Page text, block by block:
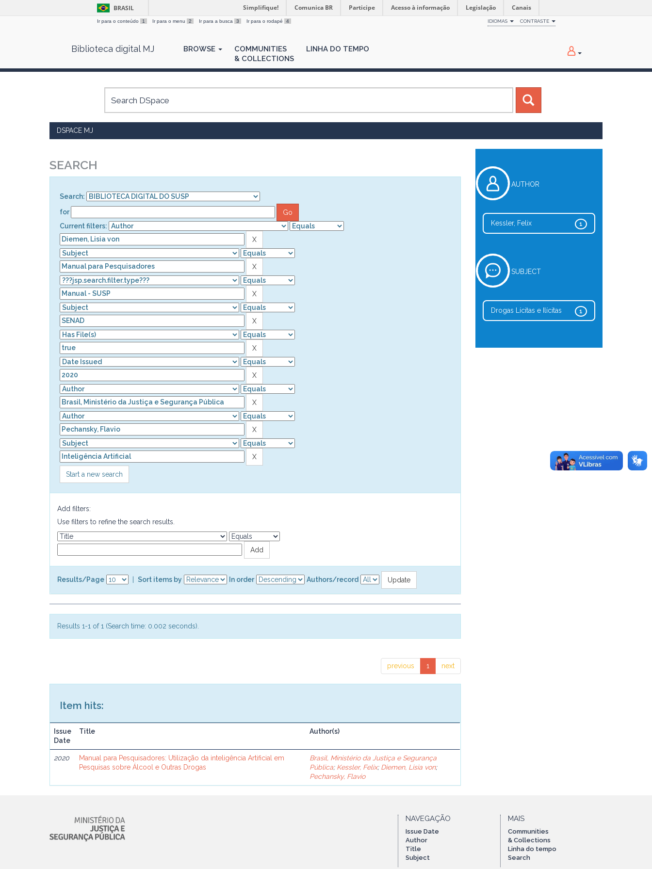
BRASIL Simplifique! Comunica BR Participe Acesso à informação Legislação Canais
Ir para o conteúdo 1 Ir para o menu 2 Ir para a busca 3 Ir para o rodapé 4 IDIOMAS CONTRASTE
Biblioteca digital MJ BROWSE
COMMUNITIES
& COLLECTIONS
LINHA DO TEMPO
DSPACE MJ
SEARCH
Search:
for
Current filters:
Start a new search
Add filters:
Use filters to refine the search results.
Results/Page Sort items by In order Authors/record
Results 1-1 of 1 (Search time: 0.002 seconds).
previous 1 next
Item hits:
Issue
Date
Title Author(s)
2020
Manual para Pesquisadores: Utilização da inteligência Artificial em
Pesquisas sobre Álcool e Outras Drogas
Brasil, Ministério da Justiça e Segurança
Pública; Kessler, Felix; Diemen, Lisia von;
Pechansky, Flavio
AUTHOR
1
Kessler, Felix
SUBJECT
1
Drogas Lícitas e Ilícitas
NAVEGAÇÃO
Issue Date
Author
Title
Subject
MAIS
Communities
& Collections
Linha do tempo
Search